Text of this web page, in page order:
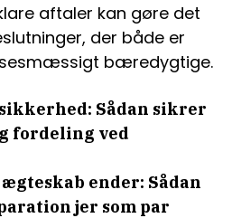
aftaler kan gøre det
der både er
bæredygtige.
Sådan sikrer
fordeling ved
ender: Sådan
jer som par